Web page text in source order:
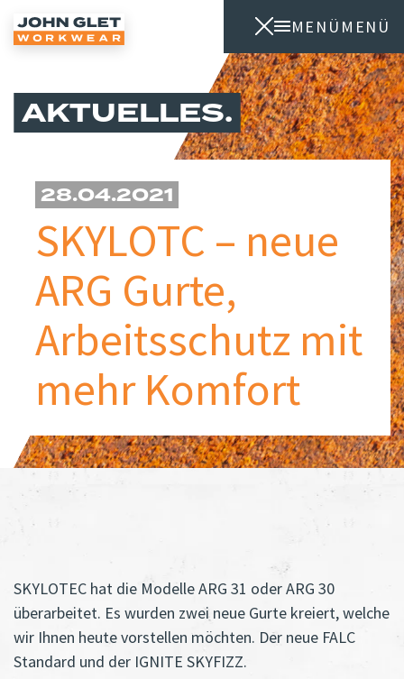
MENÜ
MENÜ
AKTUELLES
SKYLOTC – neue
ARG Gurte,
Arbeitsschutz mit
mehr Komfort
28.04.2021
SKYLOTEC hat die Modelle ARG 31 oder ARG 30
überarbeitet. Es wurden zwei neue Gurte kreiert, welche
wir Ihnen heute vorstellen möchten. Der neue FALC
Standard und der IGNITE SKYFIZZ.